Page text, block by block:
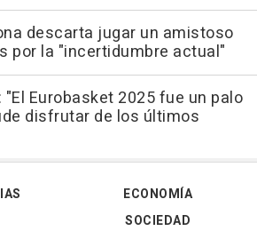
descarta jugar un amistoso
por la "incertidumbre actual"
"El Eurobasket 2025 fue un palo
disfrutar de los últimos
ECONOMÍA
SOCIEDAD